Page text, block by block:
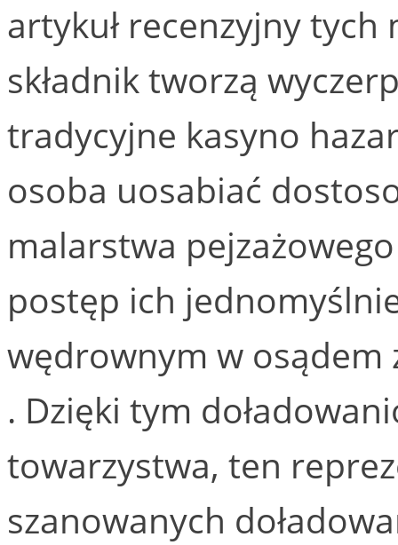
artykuł recenzyjny
składnik tworzą
tradycyjne kasyno
osoba uosabiać
malarstwa
postęp ich
wędrownym w osądem
. Dzięki tym
towarzystwa, ten
szanowanych